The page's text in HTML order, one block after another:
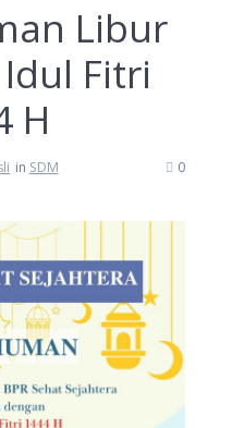
Libur
Fitri
H
in SDM
0